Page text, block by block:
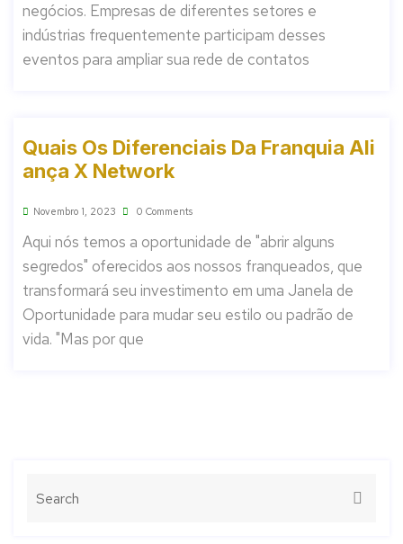
negócios. Empresas de diferentes setores e
indústrias frequentemente participam desses
eventos para ampliar sua rede de contatos
Quais Os Diferenciais Da Franquia Ali
Ança X Network
Novembro 1, 2023 0 Comments
Aqui nós temos a oportunidade de "abrir alguns
segredos" oferecidos aos nossos franqueados, que
transformará seu investimento em uma Janela de
Oportunidade para mudar seu estilo ou padrão de
vida. "Mas por que